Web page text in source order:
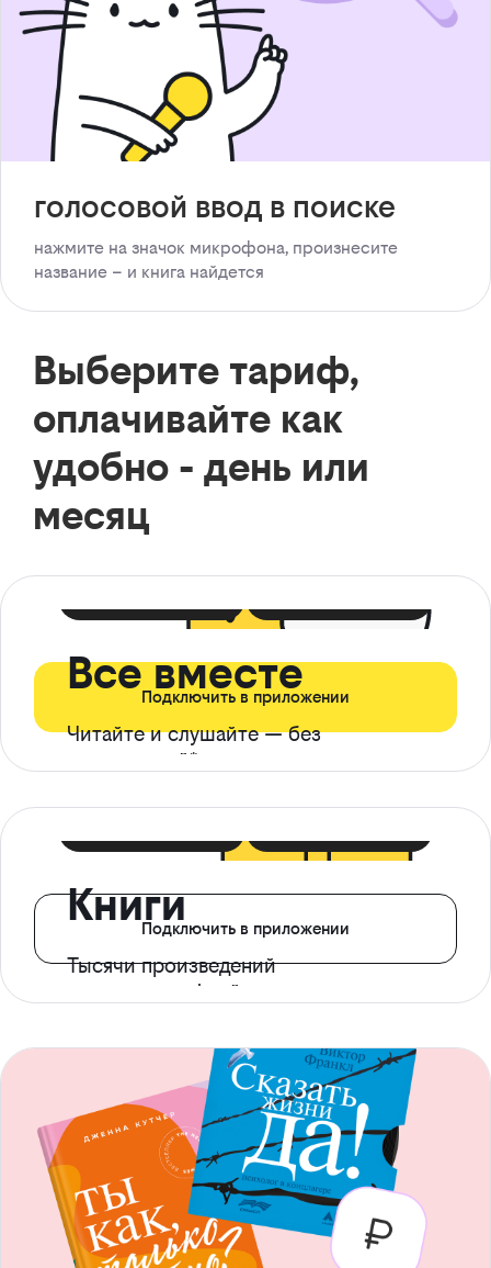
голосовой ввод в поиске
нажмите на значок микрофона, произнесите
название – и книга найдется
Выберите тариф,
оплачивайте как
удобно - день или
месяц
Все вместе
Читайте и слушайте — без
ограничений*
Подключить в приложении
Книги
Тысячи произведений
с доступом офлайн
Подключить в приложении